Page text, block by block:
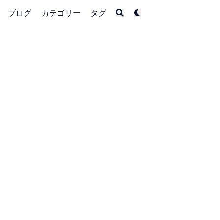
ブログ カテゴリー タグ